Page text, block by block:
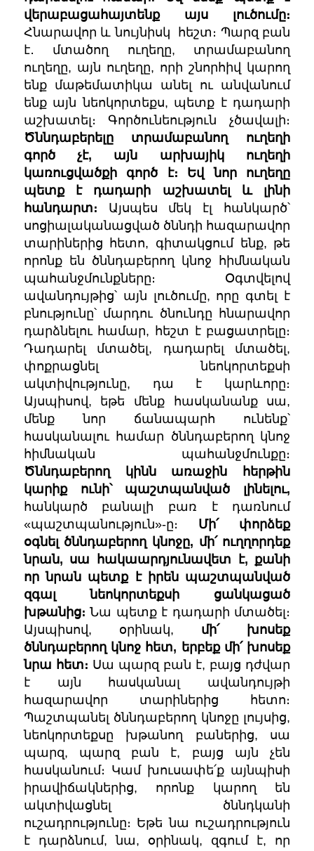
վերաբացահայտենք այս լուծումը։
Հնարավոր և նույնիսկ հեշտ։ Պարզ բան
է․ մտածող ուղեղը, տրամաբանող
ուղեղը, այն ուղեղը, որի շնորհիվ կարող
ենք մաթեմատիկա անել ու անվանում
ենք այն նեոկորտեքս, պետք է դադարի
աշխատել։ Գործունեություն չծավալի։
Ծննդաբերելը տրամաբանող ուղեղի
գործ չէ, այն արխայիկ ուղեղի
կառուցվածքի գործ է։
Եվ նոր ուղեղը
պետք է դադարի աշխատել և լինի
հանդարտ։ Այսպես մեկ էլ հանկարծ՝
սոցիալականացված ծննդի հազարավոր
տարիներից հետո, գիտակցում ենք, թե
որոնք են ծննդաբերող կնոջ հիմնական
պահանջմունքները։ Օգտվելով
ավանդույթից՝ այն լուծումը, որը գտել է
բնությունը՝ մարդու ծնունդը հնարավոր
դարձնելու համար, հեշտ է բացատրելը։
Դադարել մտածել, դադարել մտածել,
փոքրացնել նեոկորտեքսի
ակտիվությունը, դա է կարևորը։
Այսպիսով, եթե մենք հասկանանք սա,
մենք նոր ճանապարհ ունենք՝
հասկանալու համար ծննդաբերող կնոջ
հիմնական պահանջմունքը։
Ծննդաբերող կինն առաջին հերթին
կարիք ունի՝ պաշտպանված լինելու,
հանկարծ բանալի բառ է դառնում
«պաշտպանություն»-ը։ Մի՛ փորձեք
օգնել ծննդաբերող կնոջը, մի՛ ուղղորդեք
նրան, սա հակաարդյունավետ է, քանի
որ նրան պետք է իրեն պաշտպանված
զգալ նեոկորտեքսի ցանկացած
խթանից։Նա պետք է դադարի մտածել։
Այսպիսով, օրինակ, մի՛ խոսեք
ծննդաբերող կնոջ հետ, երբեք մի՛ խոսեք
նրա հետ։ Սա պարզ բան է, բայց դժվար
է այն հասկանալ ավանդույթի
հազարավոր տարիներից հետո։
Պաշտպանել ծննդաբերող կնոջը լույսից,
նեոկորտեքսը խթանող բաներից, սա
պարզ, պարզ բան է, բայց այն չեն
հասկանում։ Կամ խուսափե՛ք այնպիսի
իրավիճակներից, որոնք կարող են
ակտիվացնել ծննդկանի
ուշադրությունը։ Եթե նա ուշադրություն
է դարձնում, նա, օրինակ, զգում է, որ